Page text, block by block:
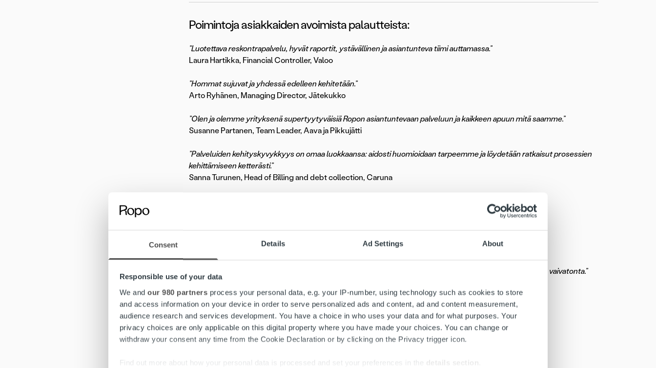
Consent Details Ad Settings About
Responsible use of your data
We and our 980 partners process your personal data, e.g. your IP-number, using technology such as cookies to store
and access information on your device in order to serve personalized ads and content, ad and content measurement,
audience research and services development. You have a choice in who uses your data and for what purposes. Your
privacy choices are only applicable on this digital property where you have made your choices. You can change or
withdraw your consent any time from the Cookie Declaration or by clicking on the Privacy trigger icon.
Find out more about how your personal data is processed and set your preferences in the details section
Poimintoja asiakkaiden avoimista palautteista:
”Luotettava reskontrapalvelu, hyvät raportit, ystävällinen ja asiantunteva tiimi auttamassa.”
Laura Hartikka, Financial Controller, Valoo
”Hommat sujuvat ja yhdessä edelleen kehitetään.”
Arto Ryhänen, Managing Director, Jätekukko
”Olen ja olemme yrityksenä supertyytyväisiä Ropon asiantuntevaan palveluun ja kaikkeen apuun mitä saamme.”
Susanne Partanen, Team Leader, Aava ja Pikkujätti
”Palveluiden kehityskyvykkyys on omaa luokkaansa: aidosti huomioidaan tarpeemme ja löydetään ratkaisut prosessien
kehittämiseen ketterästi.”
Sanna Turunen, Head of Billing and debt collection, Caruna
Jukka Eestilä, Liiketoimintajohtaja, ESE-verkko
”Tehokas, asiantunteva, luotettava. Asiakas pidetään ajan tasalla alan muutoksista ja muutosten hallinta on vaivatonta.”
Marjut Kinnunen, Laatu- ja kehityspäällikkö, Ekokymppi
”Hyvät kokemukset ropolaisten palvelusta.”
Sanna Piipari, Senior Financial Advisor, A-Tuottajat
”Kiitettävästi toimii yhteistyö.”